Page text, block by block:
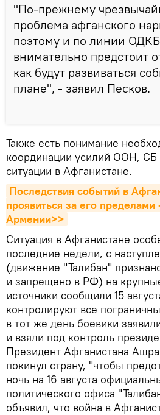
"По-прежнему
проблема афганского
поэтому и по линии
внимательно предстоит
как будут развиваться
плане", - заявил Песков.
Также есть понимание
координации усилий ООН,
ситуации в Афганистане.
Последствия событий в
проявиться за его
Армении>>
Ситуация в Афганистане
последние недели, с
(движение "Талибан"
и запрещено в РФ) на
источники сообщили 15
контролируют все
в тот же день боевики
и взяли под контроль
Президент Афганистана
покинул страну, "чтобы
ночь на 16 августа
политического офиса
объявил, что война в